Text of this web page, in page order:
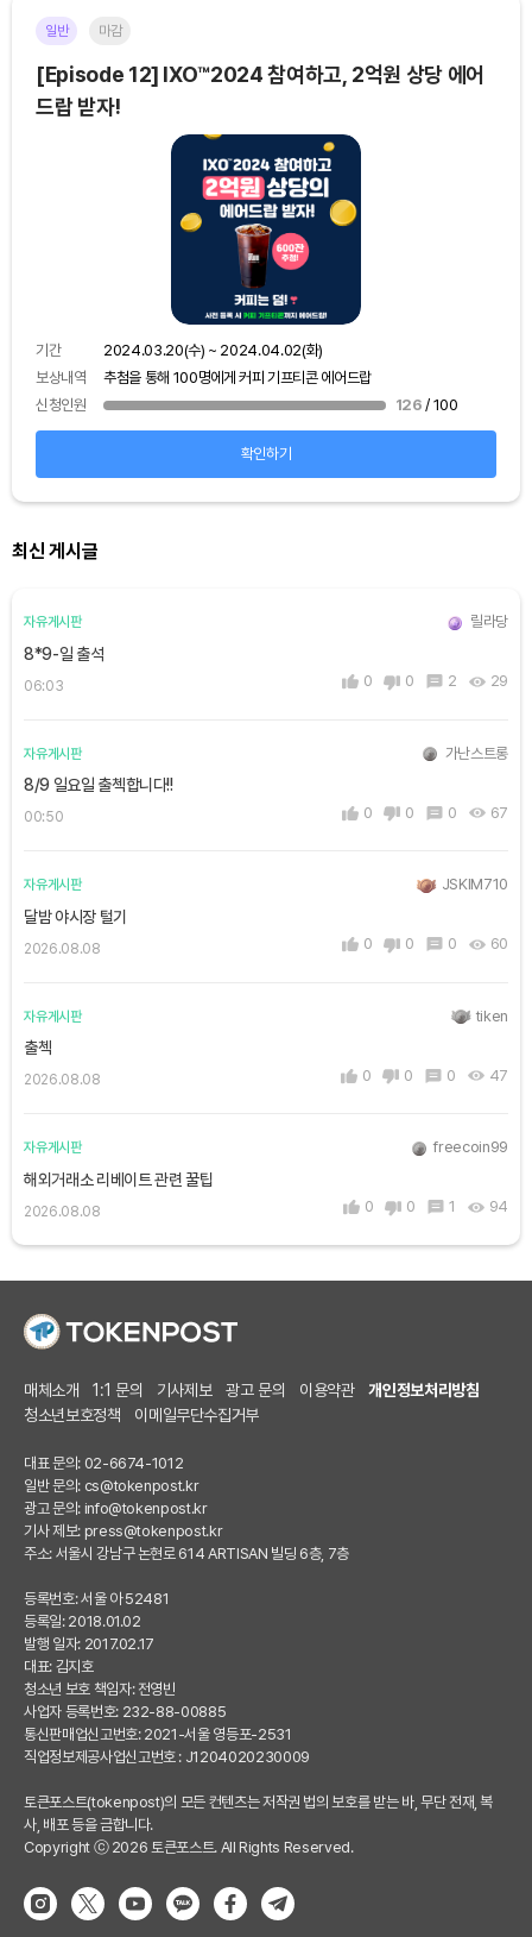
일반 마감
[Episode 12] IXO™2024 참여하고, 2억원 상당 에어
드랍 받자!
기간
2024.03.20(수) ~ 2024.04.02(화)
보상내역
추첨을 통해 100명에게 커피 기프티콘 에어드랍
신청인원
126 / 100
확인하기
최신 게시글
자유게시판 릴라당
8*9-일 출석
06:03 0 0 2 29
자유게시판 가난스트롱
8/9 일요일 출첵합니다!!
00:50 0 0 0 67
자유게시판 JSKIM710
달밤 야시장 털기
2026.08.08 0 0 0 60
자유게시판 tiken
출첵
2026.08.08 0 0 0 47
자유게시판 freecoin99
해외거래소 리베이트 관련 꿀팁
2026.08.08 0 0 1 94
매체소개 1:1 문의 기사제보 광고 문의 이용약관
개인정보처리방침
청소년보호정책
이메일무단수집거부
대표 문의: 02-6674-1012
일반 문의: cs@tokenpost.kr
광고 문의: info@tokenpost.kr
기사 제보: press@tokenpost.kr
주소: 서울시 강남구 논현로 614 ARTISAN 빌딩 6층, 7층
등록번호: 서울 아 52481
등록일: 2018.01.02
발행 일자: 2017.02.17
대표: 김지호
청소년 보호 책임자: 전영빈
사업자 등록번호: 232-88-00885
통신판매업신고번호: 2021-서울 영등포-2531
직업정보제공사업신고번호 : J1204020230009
토큰포스트(tokenpost)의 모든 컨텐츠는 저작권 법의 보호를 받는 바, 무단 전재, 복
사, 배포 등을 금합니다.
Copyright ⓒ 2026 토큰포스트. All Rights Reserved.